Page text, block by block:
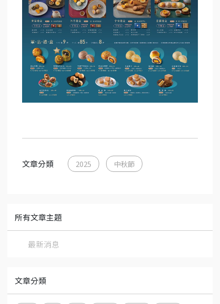
文章分類 2025 中秋節
所有文章主題
最新消息
文章分類